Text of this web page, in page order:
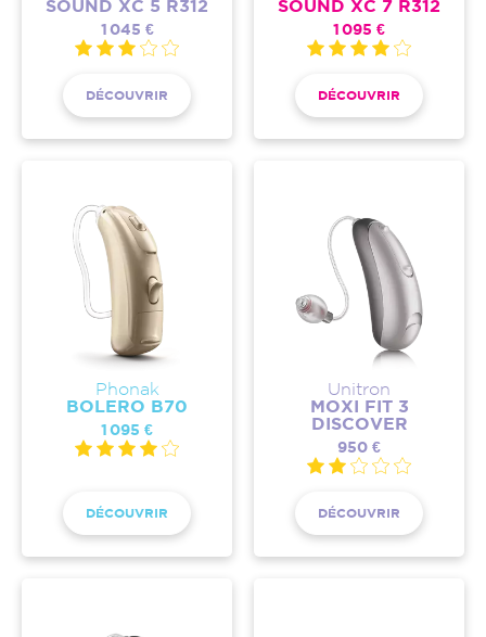
SOUND XC 5 R312
1 045 €
DÉCOUVRIR
SOUND XC 7 R312
1 095 €
DÉCOUVRIR
Phonak
BOLERO B70
1 095 €
DÉCOUVRIR
Unitron
MOXI FIT 3
DISCOVER
950 €
DÉCOUVRIR